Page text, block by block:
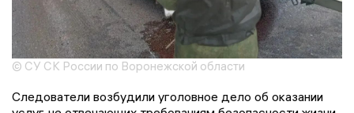
© СУ СК России по Воронежской области
Следователи возбудили уголовное дело об оказании